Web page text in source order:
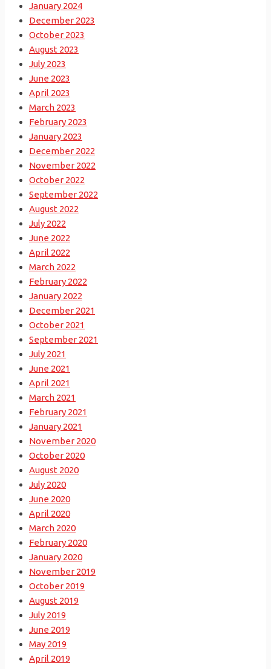
January 2024
December 2023
October 2023
August 2023
July 2023
June 2023
April 2023
March 2023
February 2023
January 2023
December 2022
November 2022
October 2022
September 2022
August 2022
July 2022
June 2022
April 2022
March 2022
February 2022
January 2022
December 2021
October 2021
September 2021
July 2021
June 2021
April 2021
March 2021
February 2021
January 2021
November 2020
October 2020
August 2020
July 2020
June 2020
April 2020
March 2020
February 2020
January 2020
November 2019
October 2019
August 2019
July 2019
June 2019
May 2019
April 2019